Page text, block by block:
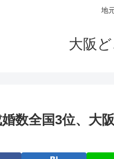
地
大阪
数全国3位、 大阪